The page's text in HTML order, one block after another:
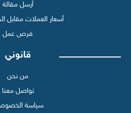
أرسل مقالة
أسعار العملات مقابل
فرص عمل
قانوني
من نحن
تواصل معنا
سياسة